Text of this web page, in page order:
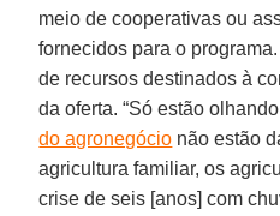
meio de cooperativas ou
fornecidos para o
de recursos destinados à
da oferta. “Só estão
do agronegócio não estão
agricultura familiar, os
crise de seis [anos] com